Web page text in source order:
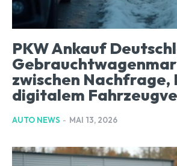
PKW Ankauf
zwischen Nachfrage,
digitalem
AUTO NEWS - MAI 13, 2026